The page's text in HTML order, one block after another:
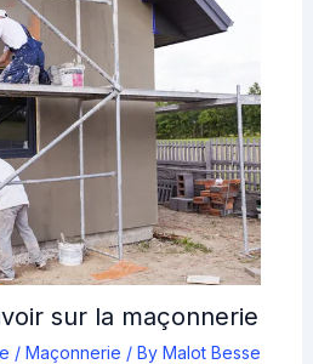
sur la maçonnerie
/ Maçonnerie / By Malot Besse